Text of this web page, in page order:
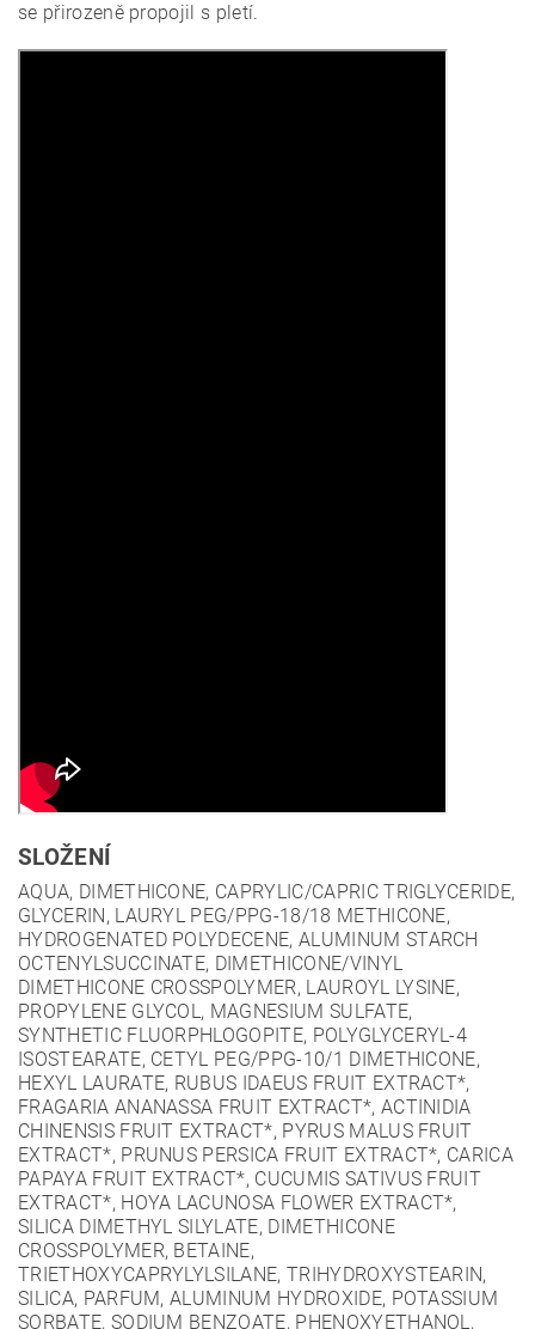
se přirozeně propojil s pletí.
SLOŽENÍ
AQUA, DIMETHICONE, CAPRYLIC/CAPRIC TRIGLYCERIDE,
GLYCERIN, LAURYL PEG/PPG-18/18 METHICONE,
HYDROGENATED POLYDECENE, ALUMINUM STARCH
OCTENYLSUCCINATE, DIMETHICONE/VINYL
DIMETHICONE CROSSPOLYMER, LAUROYL LYSINE,
PROPYLENE GLYCOL, MAGNESIUM SULFATE,
SYNTHETIC FLUORPHLOGOPITE, POLYGLYCERYL-4
ISOSTEARATE, CETYL PEG/PPG-10/1 DIMETHICONE,
HEXYL LAURATE, RUBUS IDAEUS FRUIT EXTRACT*,
FRAGARIA ANANASSA FRUIT EXTRACT*, ACTINIDIA
CHINENSIS FRUIT EXTRACT*, PYRUS MALUS FRUIT
EXTRACT*, PRUNUS PERSICA FRUIT EXTRACT*, CARICA
PAPAYA FRUIT EXTRACT*, CUCUMIS SATIVUS FRUIT
EXTRACT*, HOYA LACUNOSA FLOWER EXTRACT*,
SILICA DIMETHYL SILYLATE, DIMETHICONE
CROSSPOLYMER, BETAINE,
TRIETHOXYCAPRYLYLSILANE, TRIHYDROXYSTEARIN,
SILICA, PARFUM, ALUMINUM HYDROXIDE, POTASSIUM
SORBATE, SODIUM BENZOATE, PHENOXYETHANOL,